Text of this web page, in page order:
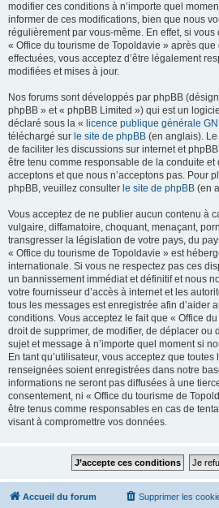
modifier ces conditions à n’importe quel
informer de ces modifications, bien que nous
régulièrement par vous-même. En effet, si
« Office du tourisme de Topoldavie » après
effectuées, vous acceptez d’être légalement
modifiées et mises à jour.
Nos forums sont développés par phpBB
phpBB » et « phpBB Limited ») qui est un
déclaré sous la « licence publique générale
téléchargé sur le site de phpBB (en anglais).
de faciliter les discussions sur internet et
être tenu comme responsable de la conduite et
acceptons et que nous n’acceptons pas. Pour
phpBB, veuillez consulter le site de phpBB (en
Vous acceptez de ne publier aucun contenu à
vulgaire, diffamatoire, choquant, menaçant,
transgresser la législation de votre pays, du
« Office du tourisme de Topoldavie » est
internationale. Si vous ne respectez pas ces
un bannissement immédiat et définitif et nous
votre fournisseur d’accès à internet et les
tous les messages est enregistrée afin d’aider
conditions. Vous acceptez le fait que « Office
droit de supprimer, de modifier, de déplacer ou
sujet et message à n’importe quel moment si
En tant qu’utilisateur, vous acceptez que
renseignées soient enregistrées dans notre
informations ne seront pas diffusées à une
consentement, ni « Office du tourisme de
être tenus comme responsables en cas de
visant à compromettre vos données.
Accueil du forum Supprimer les